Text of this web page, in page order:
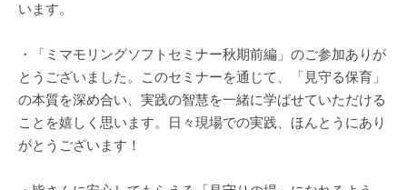
います。
・「ミマモリングソフトセミナー秋期前編」のご参加ありが
とうございました。このセミナーを通じて、「見守る保育」
の本質を深め合い、実践の智慧を一緒に学ばせていただける
ことを嬉しく思います。日々現場での実践、ほんとうにあり
がとうございます！